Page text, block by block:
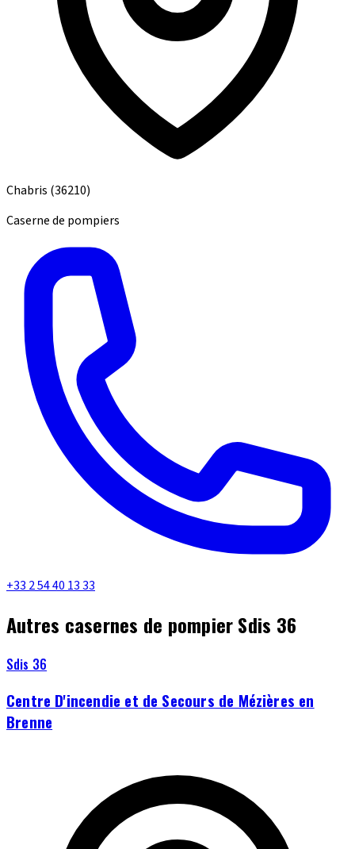
Chabris (36210)
Caserne de pompiers
+33 2 54 40 13 33
Autres casernes de pompier Sdis 36
Sdis 36
Centre D'incendie et de Secours de Mézières en
Brenne